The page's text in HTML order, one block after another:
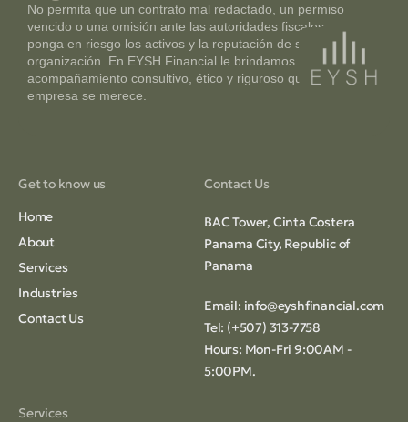
No permita que un contrato mal redactado, un permiso
vencido o una omisión ante las autoridades fiscales
ponga en riesgo los activos y la reputación de su
organización. En EYSH Financial le brindamos el
acompañamiento consultivo, ético y riguroso que su
empresa se merece.
Get to know us
Home
About
Services
Industries
Contact Us
Contact Us
BAC Tower, Cinta Costera
Panama City, Republic of
Panama
Email: info@eyshfinancial.com
Tel: (+507) 313-7758
Hours: Mon-Fri 9:00AM -
5:00PM.
Services